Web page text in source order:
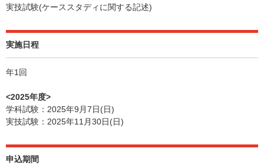
実技試験(ケーススタディに関する記述)
実施日程
年1回
<2025年度>
学科試験：2025年9月7日(日)
実技試験：2025年11月30日(日)
申込期間